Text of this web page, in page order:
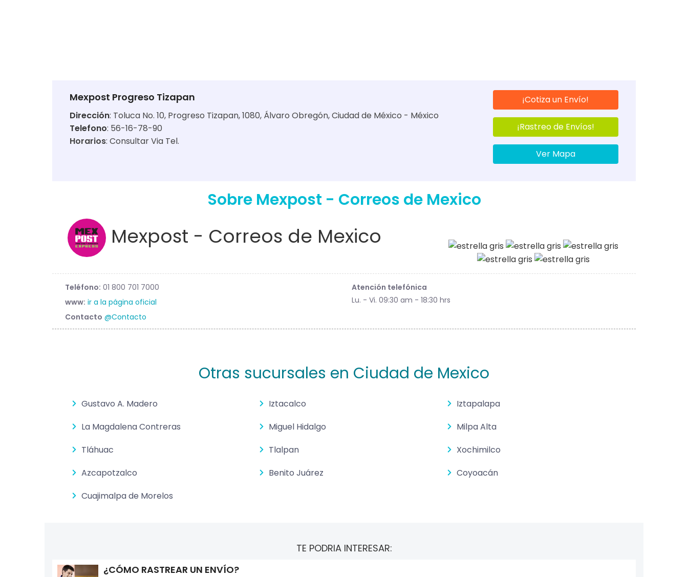
Mexpost Progreso Tizapan
Dirección: Toluca No. 10, Progreso Tizapan, 1080, Álvaro Obregón, Ciudad de México - México
Telefono: 56-16-78-90
Horarios: Consultar Via Tel.
¡Cotiza un Envío!
¡Rastreo de Envíos!
Ver Mapa
Sobre Mexpost - Correos de Mexico
Mexpost - Correos de Mexico
Teléfono: 01 800 701 7000
www: ir a la página oficial
Contacto @Contacto
Atención telefónica
Lu. - Vi. 09:30 am - 18:30 hrs
Otras sucursales en Ciudad de Mexico
Gustavo A. Madero Iztacalco
Iztapalapa
La Magdalena Contreras
Miguel Hidalgo
Milpa Alta
Tláhuac
Tlalpan
Xochimilco
Azcapotzalco
Benito Juárez
Coyoacán
Cuajimalpa de Morelos
TE PODRIA INTERESAR:
¿CÓMO RASTREAR UN ENVÍO?